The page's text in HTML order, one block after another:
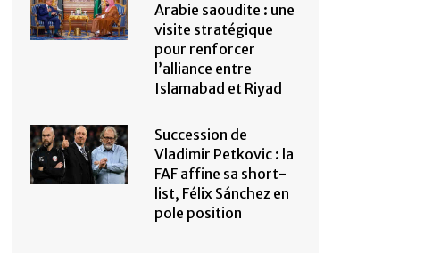
Arabie saoudite : une
visite stratégique
pour renforcer
l’alliance entre
Islamabad et Riyad
Succession de
Vladimir Petkovic : la
FAF affine sa short-
list, Félix Sánchez en
pole position